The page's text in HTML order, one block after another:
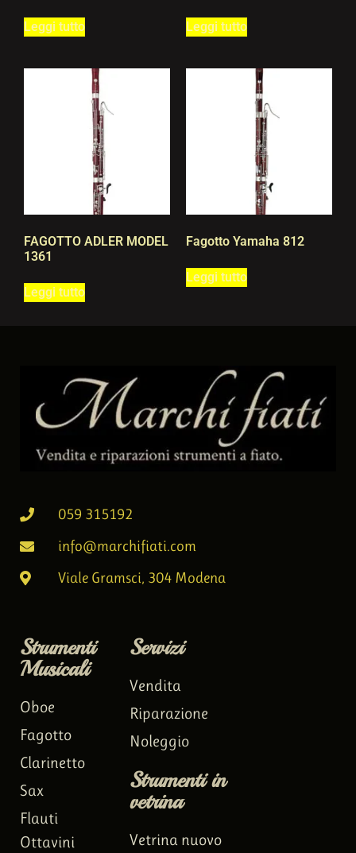
Leggi tutto Leggi tutto
FAGOTTO ADLER MODEL
1361
Leggi tutto
Fagotto Yamaha 812
Leggi tutto
059 315192
info@marchifiati.com
Viale Gramsci, 304 Modena
Strumenti
Musicali
Oboe
Fagotto
Clarinetto
Sax
Flauti
Ottavini
Servizi
Vendita
Riparazione
Noleggio
Strumenti in
vetrina
Vetrina nuovo